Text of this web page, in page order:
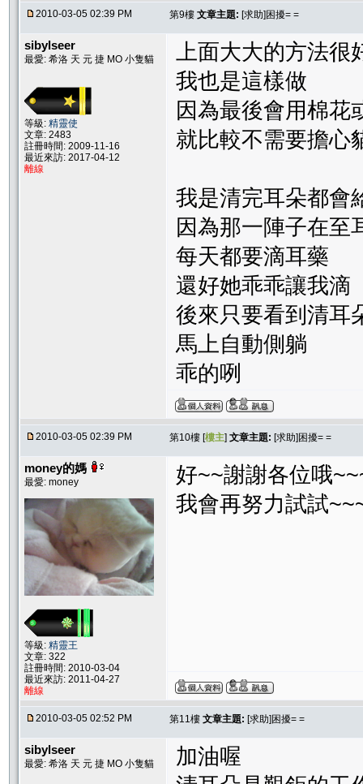
2010-03-05 02:39 PM 第9樓 文章主題: [求助]困擾= =
sibylseer
最愛: 希洛 天 元 捷 MO 小隻貓
等級: 精靈使
文章: 2483
註冊時間: 2009-11-16
最近來訪: 2017-04-12
離線
上面大大的方法很
我也是這樣做
因為最後會用棉花
就比較不需要擔心
我是清完耳朵都會
因為那一陣子在至
每天都要滴耳藥
還好她乖乖讓我滴
後來只要看到清耳
馬上自動側躺
乖的咧
2010-03-05 02:39 PM 第10樓 [樓主] 文章主題: [求助]困擾= =
money的媽
最愛: money
等級: 精靈王
文章: 322
註冊時間: 2010-03-04
最近來訪: 2011-04-27
離線
好~~謝謝各位哦
我會再努力試試
2010-03-05 02:52 PM 第11樓 文章主題: [求助]困擾= =
sibylseer
最愛: 希洛 天 元 捷 MO 小隻貓
加油喔